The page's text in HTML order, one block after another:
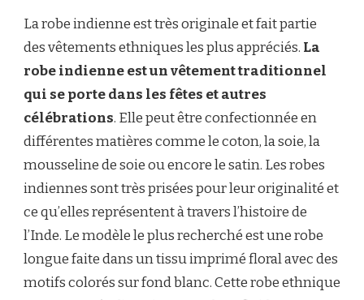
La robe indienne est très originale et fait partie
des vêtements ethniques les plus appréciés. La
robe indienne est un vêtement traditionnel
qui se porte dans les fêtes et autres
célébrations. Elle peut être confectionnée en
différentes matières comme le coton, la soie, la
mousseline de soie ou encore le satin. Les robes
indiennes sont très prisées pour leur originalité et
ce qu’elles représentent à travers l’histoire de
l’Inde. Le modèle le plus recherché est une robe
longue faite dans un tissu imprimé floral avec des
motifs colorés sur fond blanc. Cette robe ethnique